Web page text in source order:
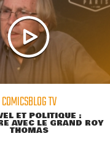
COMICSBLOG TV
ET POLITIQUE :
AVEC LE GRAND ROY
THOMAS